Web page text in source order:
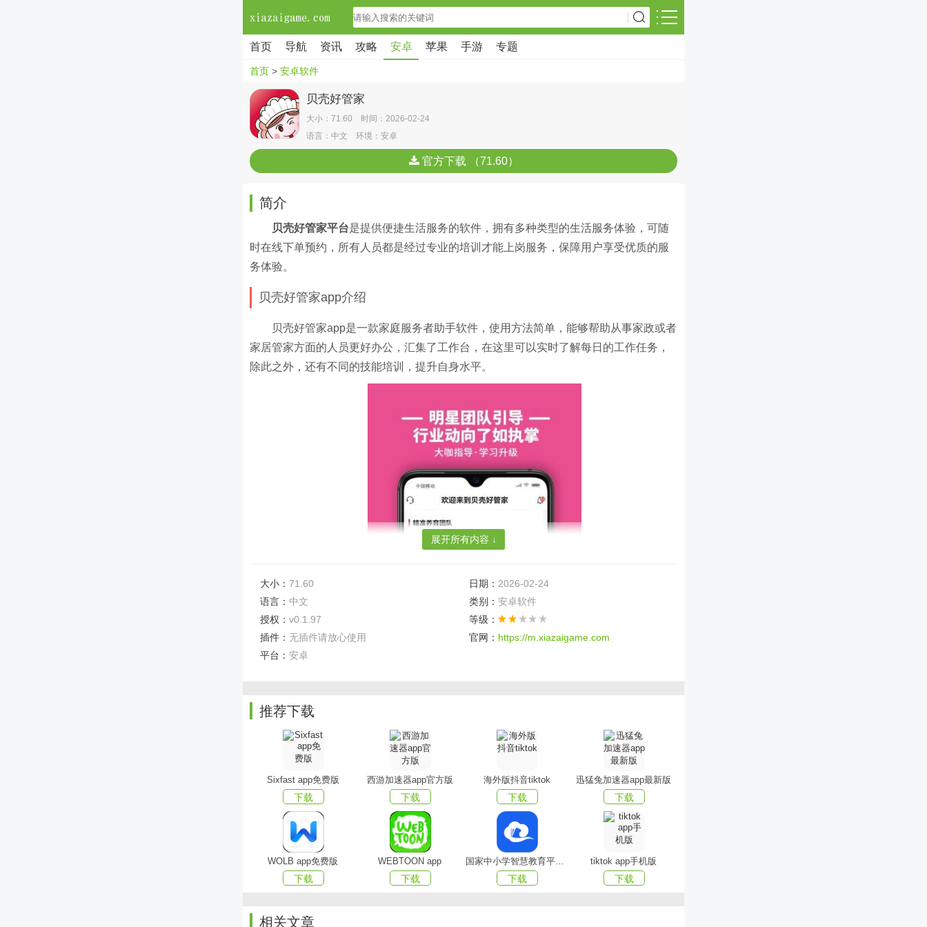
首页 导航 资讯 攻略 安卓 苹果 手游 专题
首页 > 安卓软件
贝壳好管家
大小：71.60 时间：2026-02-24
语言：中文 环境：安卓
官方下载 （71.60）
简介
贝壳好管家平台是提供便捷生活服务的软件，拥有多种类型的生活服务体验，可随
时在线下单预约，所有人员都是经过专业的培训才能上岗服务，保障用户享受优质的服
务体验。
贝壳好管家app介绍
贝壳好管家app是一款家庭服务者助手软件，使用方法简单，能够帮助从事家政或者
家居管家方面的人员更好办公，汇集了工作台，在这里可以实时了解每日的工作任务，
除此之外，还有不同的技能培训，提升自身水平。
贝壳好管家特色
1、家庭服务者的专业工具，快速接单上户，轻轻松松赚钱。
2、服务者“娘家”，多重安全保障，线上圈子，展示自我，这里也是你的家。
3、你的小管家，数据透明，标准清晰，服务内容明确，请专心服务客户，其他有我
展开所有内容 ↓
大小： 71.60 日期： 2026-02-24
语言： 中文 类别： 安卓软件
授权： v0.1.97
等级：
插件： 无插件请放心使用 官网： https://m.xiazaigame.com
平台： 安卓
推荐下载
Sixfast app免费版
下载
西游加速器app官方版
下载
海外版抖音tiktok
下载
迅猛兔加速器app最新版
下载
WOLB app免费版
下载
WEBTOON app
下载
国家中小学智慧教育平台app(智慧中小学)
下载
tiktok app手机版
下载
相关文章